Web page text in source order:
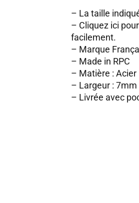
– La taille
– Cliquez ici
facilement.
– Marque
– Made in RPC
– Matière : Acier
– Largeur : 7mm
– Livrée avec